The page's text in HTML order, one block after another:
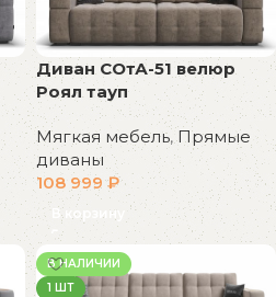
Диван СОтА-51 велюр
Роял тауп
Мягкая мебель,Прямые
диваны
108 999₽
В корзину
В НАЛИЧИИ
1 ШТ